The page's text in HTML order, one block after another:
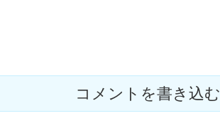
コメントを書き込む